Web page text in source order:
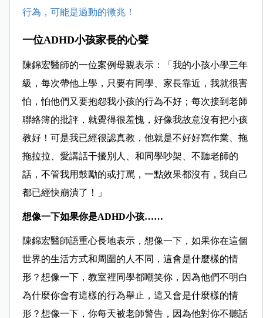
行為，可能是過動的徵兆！
一位ADHD小孩家長的心聲
陳錦宏醫師的一位案例母親表示：「我的小孩小學三年
級，每次帶他上學，只要有同學、家長靠近，我就很害
怕，怕他們又要抱怨我小孩的行為不好；每次接到老師
聯絡簿的批評，就覺得很羞愧，好像我故意沒有把小孩
教好！可是我已經很認真教，他就是不好好寫作業、拖
拖拉拉、愛講話干擾別人、和同學吵架、不聽老師的
話，不管我用鼓勵的或打罵，一點效果都沒有，我自己
都已經快崩潰了！」
想像一下如果你是ADHD小孩……
陳錦宏醫師語重心長地表示，想像一下，如果你在這個
世界的生活方式和周圍的人不同，這會是什麼樣的情
形？想像一下，教室裡同學都嘲笑你，因為他們不明白
為什麼你會有這樣的行為舉止，這又會是什麼樣的情
形？想像一下，你每天被老師警告，因為他對你不聽話